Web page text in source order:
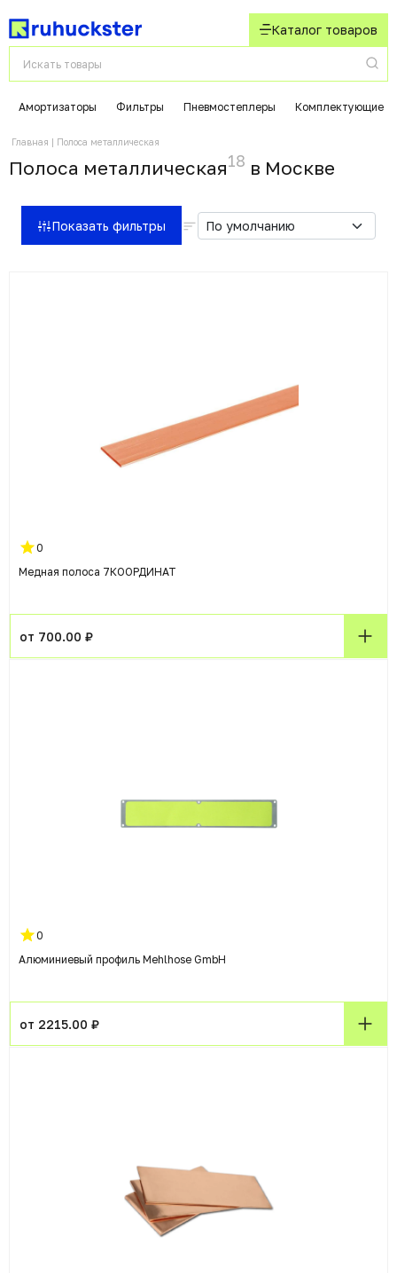
Каталог товаров
Амортизаторы Фильтры Пневмостеплеры Комплектующие
Главная Полоса металлическая
Полоса металлическая18 в Москвe
Показать фильтры
0
Медная полоса 7КООРДИНАТ
от 700.00 ₽
0
Алюминиевый профиль Mehlhose GmbH
от 2215.00 ₽